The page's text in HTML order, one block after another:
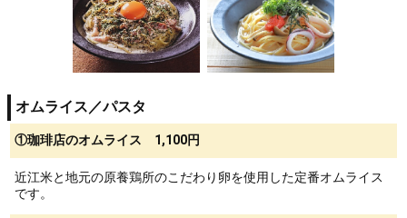
オムライス／パスタ
①珈琲店のオムライス 1,100円
近江⽶と地元の原養鶏所のこだわり卵を使⽤した定番オムライス
です。